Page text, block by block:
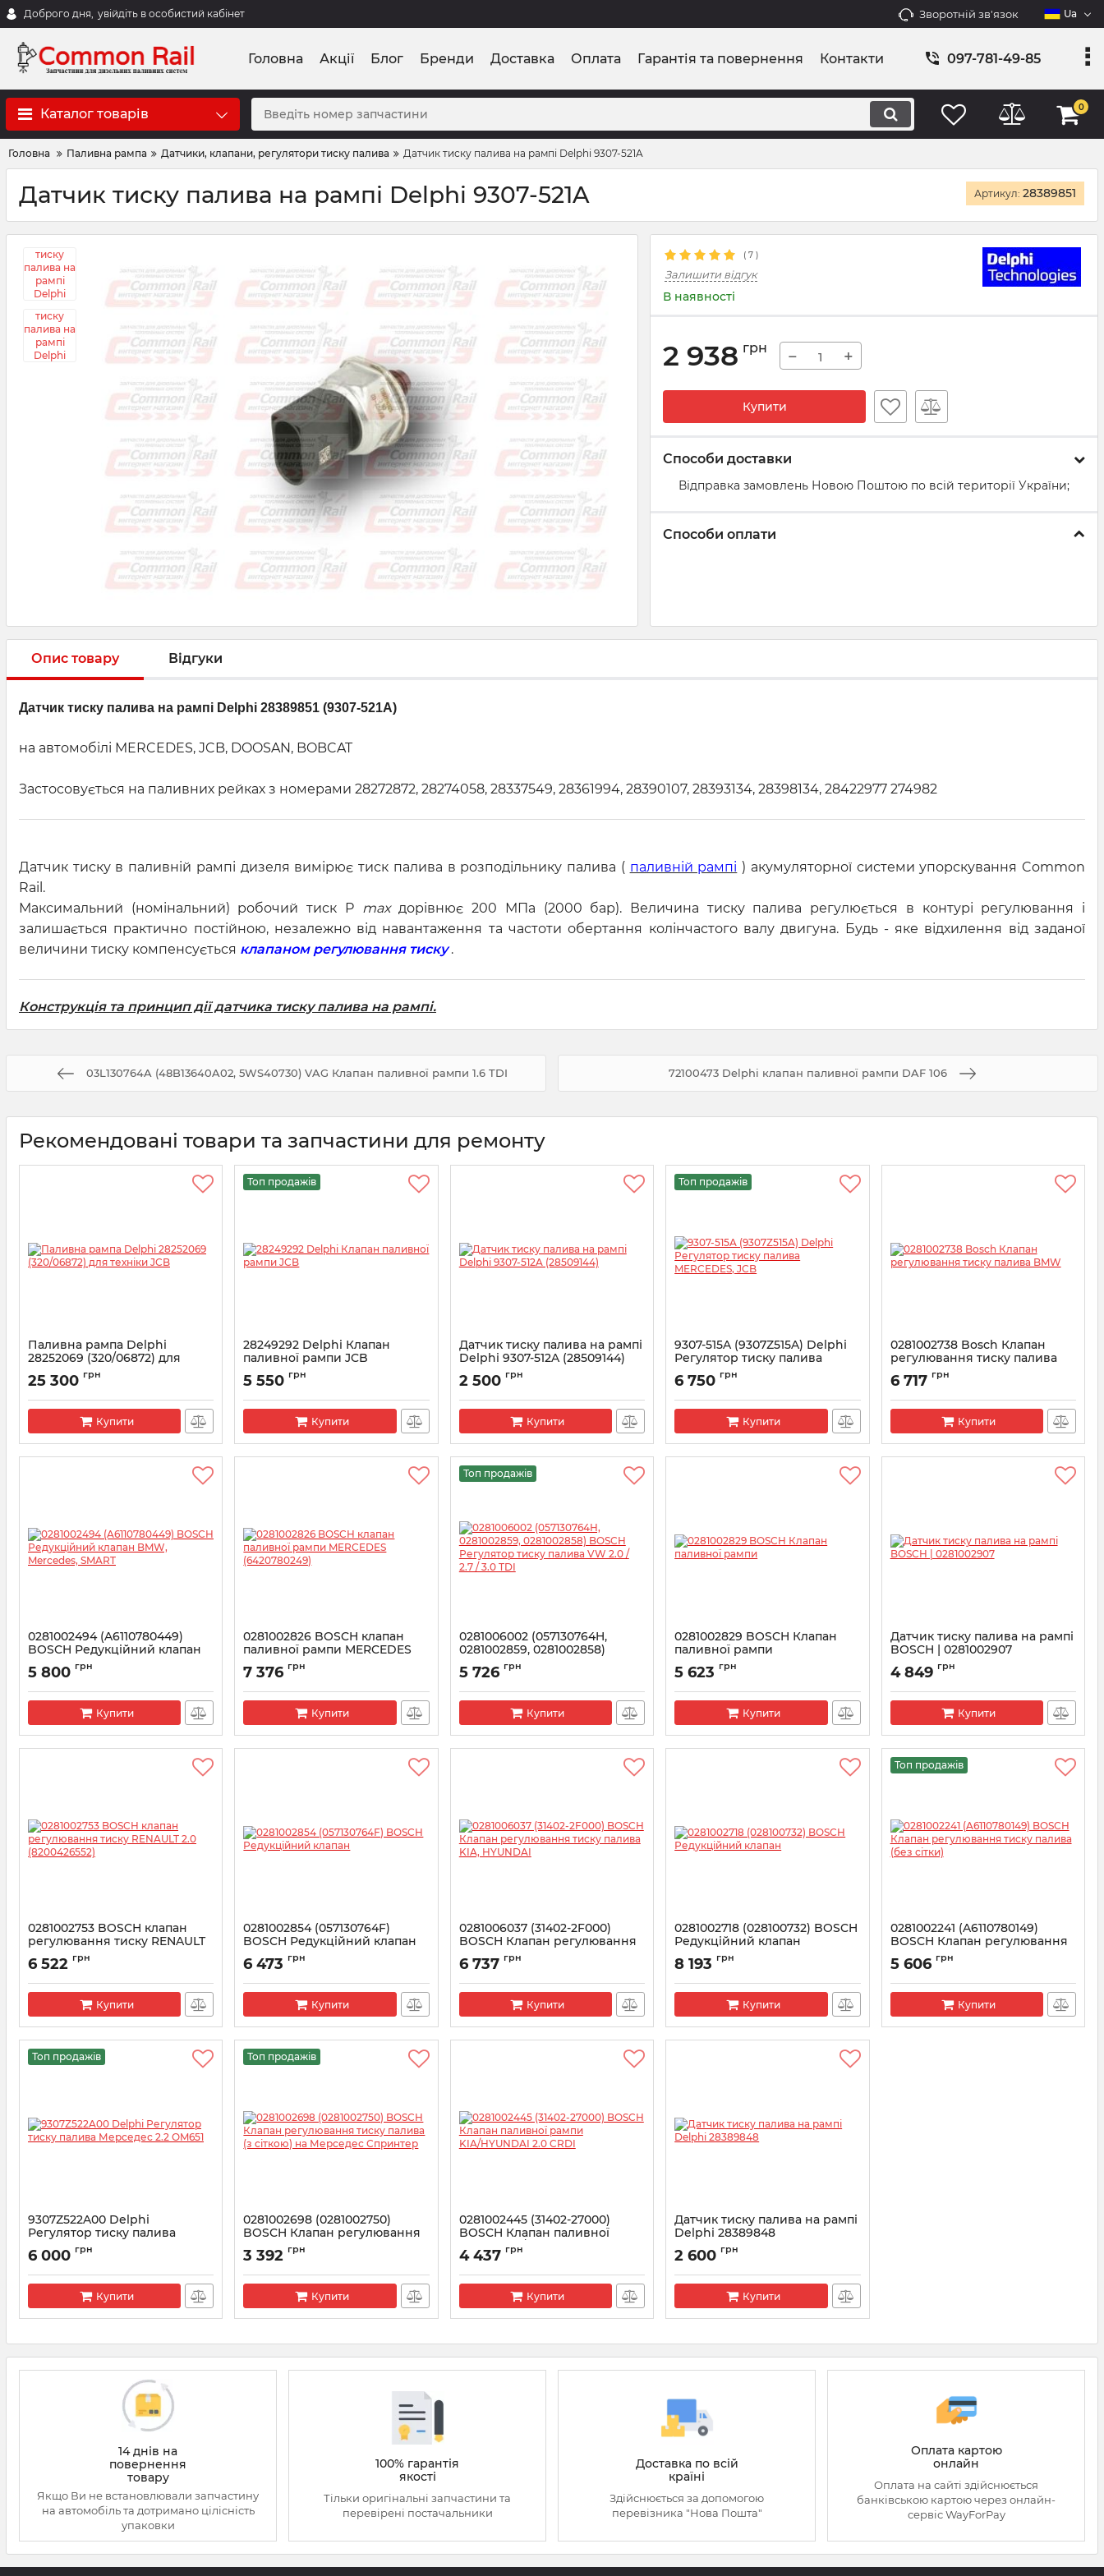
Доброго дня, увійдіть в особистий кабінет Зворотній зв'язок Ua
Головна Акції Блог Бренди Доставка Оплата Гарантія та повернення Контакти 097-781-49-85
Каталог товарів 0
Головна Паливна рампа Датчики, клапани, регулятори тиску палива Датчик тиску палива на рампі Delphi 9307-521A
Датчик тиску палива на рампі Delphi 9307-521A Артикул: 28389851
( 7 )
Залишити відгук
В наявності
2 938 грн − +
Купити
Способи доставки
Відправка замовлень Новою Поштою по всій території України;
Способи оплати
Опис товару Відгуки
Датчик тиску палива на рампі Delphi 28389851 (9307-521A)
на автомобілі MERCEDES, JCB, DOOSAN, BOBCAT
Застосовується на паливних рейках з номерами 28272872, 28274058, 28337549, 28361994, 28390107, 28393134, 28398134, 28422977 274982
Датчик тиску в паливній рампі дизеля вимірює тиск палива в розподільнику палива ( паливній рампі ) акумуляторної системи упорскування Common
Rail.
Максимальний (номінальний) робочий тиск P maxдорівнює 200 МПа (2000 бар). Величина тиску палива регулюється в контурі регулювання і
залишається практично постійною, незалежно від навантаження та частоти обертання колінчастого валу двигуна. Будь - яке відхилення від заданої
величини тиску компенсується клапаном регулювання тиску.
Конструкція та принцип дії датчика тиску палива на рампі.
03L130764A (48B13640A02, 5WS40730) VAG Клапан паливної рампи 1.6 TDI 72100473 Delphi клапан паливної рампи DAF 106
Рекомендовані товари та запчастини для ремонту
Паливна рампа Delphi
28252069 (320/06872) для
техніки JCB
Артикул: 28252069
25 300 грн
Купити
Топ продажів
28249292 Delphi Клапан
паливної рампи JCB
Артикул: 28249292
5 550 грн
Купити
Датчик тиску палива на рампі
Delphi 9307-512A (28509144)
Артикул: 28509144
2 500 грн
Купити
Топ продажів
9307-515A (9307Z515A) Delphi
Регулятор тиску палива
MERCEDES, JCB
Артикул:
6 750 грн
Купити
0281002738 Bosch Клапан
регулювання тиску палива
Артикул:
6 717 грн
Купити
0281002494 (A6110780449)
BOSCH Редукційний клапан
BMW, Mercedes, SMART
Артикул:
5 800 грн
Купити
0281002826 BOSCH клапан
паливної рампи MERCEDES
(6420780249)
Артикул:
7 376 грн
Купити
Топ продажів
0281006002 (057130764H,
0281002859, 0281002858)
BOSCH Регулятор тиску
палива VW 2.0 / 2.7 / 3.0 TDI
Артикул: 0281006002
5 726 грн
Купити
0281002829 BOSCH Клапан
паливної рампи
Артикул: 0281002829
5 623 грн
Купити
Датчик тиску палива на рампі
BOSCH | 0281002907
Артикул: 0281002907
4 849 грн
Купити
0281002753 BOSCH клапан
регулювання тиску RENAULT
2.0 (8200426552)
Артикул:
6 522 грн
Купити
0281002854 (057130764F)
BOSCH Редукційний клапан
Артикул: 0281002854
6 473 грн
Купити
0281006037 (31402-2F000)
BOSCH Клапан регулювання
тиску палива KIA, HYUNDAI
Артикул:
6 737 грн
Купити
0281002718 (028100732) BOSCH
Редукційний клапан
Артикул: 0281002718
8 193 грн
Купити
Топ продажів
0281002241 (A6110780149)
BOSCH Клапан регулювання
тиску палива (без сітки)
Артикул:
5 606 грн
Купити
Топ продажів
9307Z522A00 Delphi
Регулятор тиску палива
Мерседес 2.2 OM651
Артикул:
6 000 грн
Купити
Топ продажів
0281002698 (0281002750)
BOSCH Клапан регулювання
тиску палива (з сіткою) на
Мерседес Спринтер
Артикул: 0281002698
3 392 грн
Купити
0281002445 (31402-27000)
BOSCH Клапан паливної
рампи KIA/HYUNDAI 2.0 CRDI
Артикул:
4 437 грн
Купити
Датчик тиску палива на рампі
Delphi 28389848
Артикул: 28389848
2 600 грн
Купити
14 днів на
повернення
товару
Якщо Ви не встановлювали запчастину
на автомобіль та дотримано цілісність
упаковки
100% гарантія
якості
Тільки оригінальні запчастини та
перевірені постачальники
Доставка по всій
країні
Здійснюється за допомогою
перевізника "Нова Пошта"
Оплата картою
онлайн
Оплата на сайті здійснюється
банківською картою через онлайн-
сервіс WayForPay